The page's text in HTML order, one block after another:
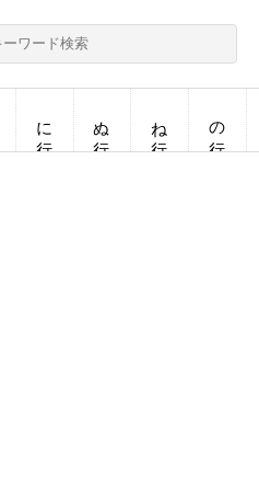
に行 ぬ行 ね行 の行